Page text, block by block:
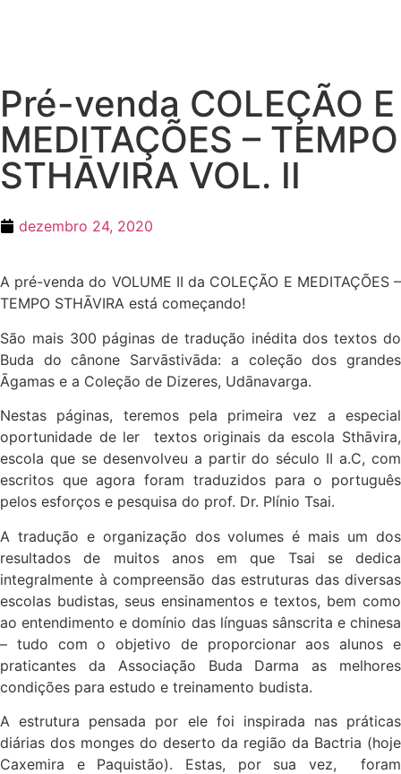
Pré-venda COLEÇÃO E
MEDITAÇÕES – TEMPO
STHĀVIRA VOL. II
dezembro 24, 2020
A pré-venda do VOLUME II da COLEÇÃO E MEDITAÇÕES –
TEMPO STHĀVIRA está começando!
São mais 300 páginas de tradução inédita dos textos do
Buda do cânone Sarvāstivāda: a coleção dos grandes
Āgamas e a Coleção de Dizeres, Udānavarga.
Nestas páginas, teremos pela primeira vez a especial
oportunidade de ler textos originais da escola Sthāvira,
escola que se desenvolveu a partir do século II a.C, com
escritos que agora foram traduzidos para o português
pelos esforços e pesquisa do prof. Dr. Plínio Tsai.
A tradução e organização dos volumes é mais um dos
resultados de muitos anos em que Tsai se dedica
integralmente à compreensão das estruturas das diversas
escolas budistas, seus ensinamentos e textos, bem como
ao entendimento e domínio das línguas sânscrita e chinesa
– tudo com o objetivo de proporcionar aos alunos e
praticantes da Associação Buda Darma as melhores
condições para estudo e treinamento budista.
A estrutura pensada por ele foi inspirada nas práticas
diárias dos monges do deserto da região da Bactria (hoje
Caxemira e Paquistão). Estas, por sua vez, foram